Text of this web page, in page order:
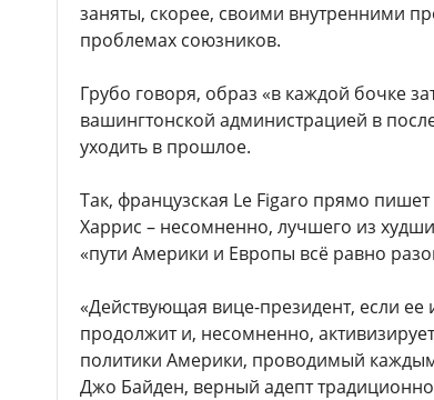
заняты, скорее, своими внутренними
проблемах союзников.
Грубо говоря, образ «в каждой бочке
вашингтонской администрацией в
уходить в прошлое.
Так, французская Le Figaro прямо
Харрис – несомненно, лучшего из
«пути Америки и Европы всё равно
«Действующая вице-президент, если ее
продолжит и, несомненно,
политики Америки, проводимый
Джо Байден, верный адепт